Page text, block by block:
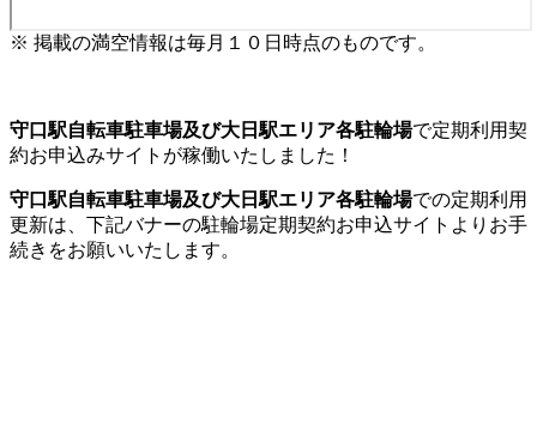
※ 掲載の満空情報は毎月１０日時点のものです。
守口駅自転車駐車場及び大日駅エリア各駐輪場で定期利用契
約お申込みサイトが稼働いたしました！
守口駅自転車駐車場及び大日駅エリア各駐輪場での定期利用
更新は、下記バナーの駐輪場定期契約お申込サイトよりお手
続きをお願いいたします。